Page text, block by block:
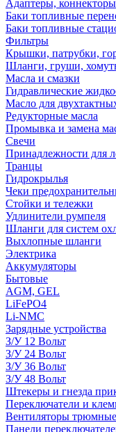
Адаптеры, коннекторы
Баки топливные
Баки топливные
Фильтры
Крышки, патрубки,
Шланги, груши,
Масла и смазки
Гидравлические
Масло для
Редукторные масла
Промывка и замена
Свечи
Принадлежности для
Транцы
Гидрокрылья
Чеки
Стойки и тележки
Удлинители румпеля
Шланги для систем
Выхлопные шланги
Электрика
Аккумуляторы
Бытовые
AGM, GEL
LiFePO4
Li-NMC
Зарядные устройства
З/У 12 Вольт
З/У 24 Вольт
З/У 36 Вольт
З/У 48 Вольт
Штекеры и гнезда
Переключатели и
Вентиляторы трюмные
Панели